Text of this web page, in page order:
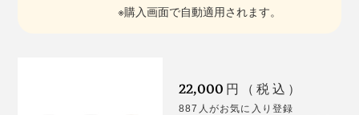
※購入画面で自動適用されます。
22,000 円（税込）
887人がお気に入り登録